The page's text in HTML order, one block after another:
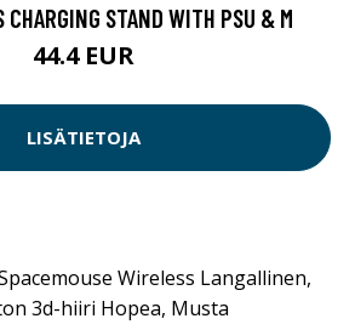
CHARGING STAND WITH PSU & M
44.4 EUR
LISÄTIETOJA